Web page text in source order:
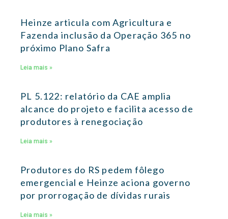
Heinze articula com Agricultura e
Fazenda inclusão da Operação 365 no
próximo Plano Safra
Leia mais »
PL 5.122: relatório da CAE amplia
alcance do projeto e facilita acesso de
produtores à renegociação
Leia mais »
Produtores do RS pedem fôlego
emergencial e Heinze aciona governo
por prorrogação de dívidas rurais
Leia mais »